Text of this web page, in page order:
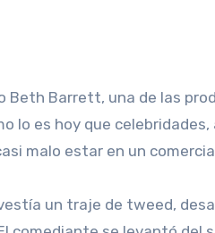
Beth Barrett, una de las
lo es hoy que
malo estar en un
un traje de tweed,